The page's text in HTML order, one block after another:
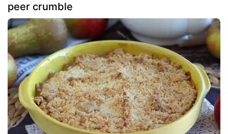
peer crumble